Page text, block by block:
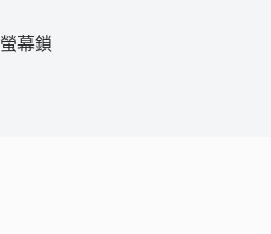
螢幕鎖